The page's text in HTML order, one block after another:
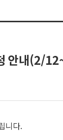
안내(2/
니다.